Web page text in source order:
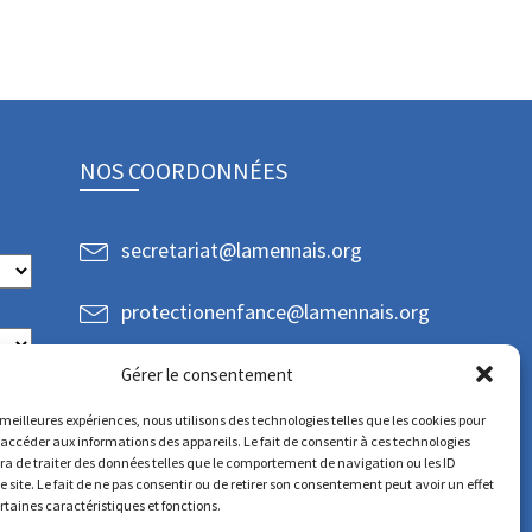
Gérer le consentement
expériences, nous utilisons des technologies telles que les cookies pour
aux informations des appareils. Le fait de consentir à ces technologies
de traiter des données telles que le comportement de navigation ou les ID
site. Le fait de ne pas consentir ou de retirer son consentement peut avoir un effet
caractéristiques et fonctions.
NOS COORDONNÉES
secretariat@lamennais.org
protectionenfance@lamennais.org